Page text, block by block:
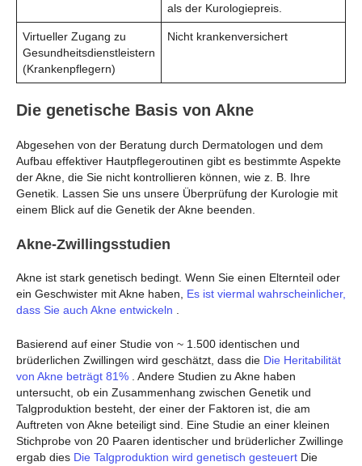
als der Kurologiepreis.
Virtueller Zugang zu
Gesundheitsdienstleistern
(Krankenpflegern)
Nicht krankenversichert
Die genetische Basis von Akne
Abgesehen von der Beratung durch Dermatologen und dem
Aufbau effektiver Hautpflegeroutinen gibt es bestimmte Aspekte
der Akne, die Sie nicht kontrollieren können, wie z. B. Ihre
Genetik. Lassen Sie uns unsere Überprüfung der Kurologie mit
einem Blick auf die Genetik der Akne beenden.
Akne-Zwillingsstudien
Akne ist stark genetisch bedingt. Wenn Sie einen Elternteil oder
ein Geschwister mit Akne haben,
Es ist viermal wahrscheinlicher,
dass Sie auch Akne entwickeln
Basierend auf einer Studie von ~ 1.500 identischen und
brüderlichen Zwillingen wird geschätzt, dass die Die Heritabilität
von Akne beträgt 81% . Andere Studien zu Akne haben
untersucht, ob ein Zusammenhang zwischen Genetik und
Talgproduktion besteht, der einer der Faktoren ist, die am
Auftreten von Akne beteiligt sind. Eine Studie an einer kleinen
Stichprobe von 20 Paaren identischer und brüderlicher Zwillinge
ergab dies Die Talgproduktion wird genetisch gesteuert Die